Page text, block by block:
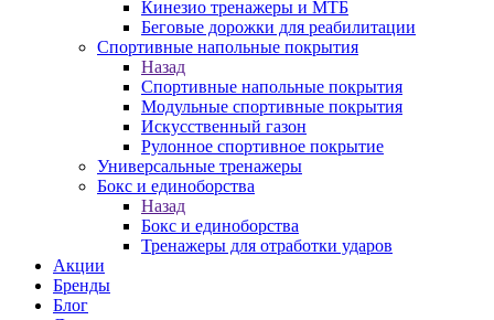
Кинезио тренажеры и МТБ
Беговые дорожки для реабилитации
Спортивные напольные покрытия
Назад
Спортивные напольные покрытия
Модульные спортивные покрытия
Искусственный газон
Рулонное спортивное покрытие
Универсальные тренажеры
Бокс и единоборства
Назад
Бокс и единоборства
Тренажеры для отработки ударов
Акции
Бренды
Блог